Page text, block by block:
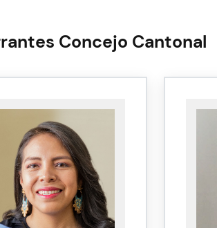
Concejo Cantonal